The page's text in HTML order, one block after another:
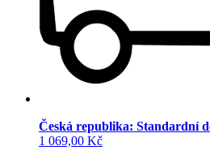
Česká republika: Standardní
1 069,00 Kč